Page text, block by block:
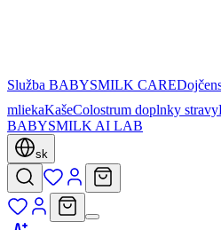
Služba BABYSMILK CARE
mliekaKašeColostrum doplnky stravy
BABYSMILK AI LAB
sk